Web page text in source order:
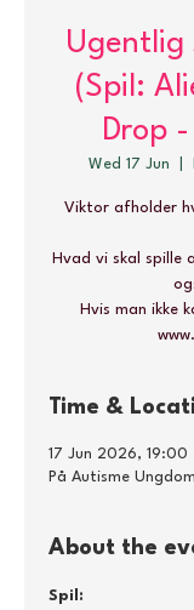
Ugentlig
(Spil:
Drop
Wed 17 Jun
Viktor afholder
Hvad vi skal spille
Hvis man ikke
Time &
17 Jun 2026, 19:00
På Autisme
About the
Spil: